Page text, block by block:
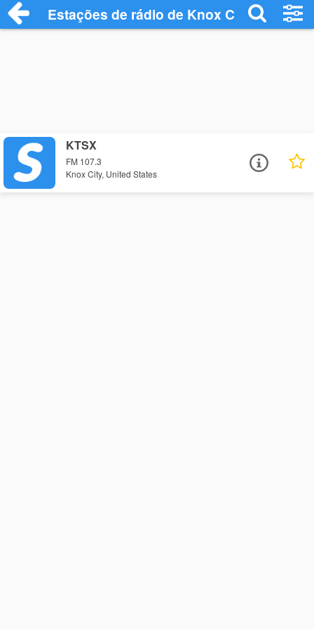
Estações de rádio de Knox City - Ouça
KTSX
FM 107.3
Knox City, United States